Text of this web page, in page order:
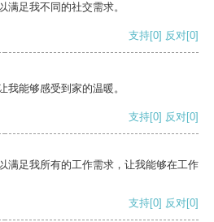
满足我不同的社交需求。
支持[0] 反对[0]
我能够感受到家的温暖。
支持[0] 反对[0]
满足我所有的工作需求，让我能够在工作
支持[0] 反对[0]